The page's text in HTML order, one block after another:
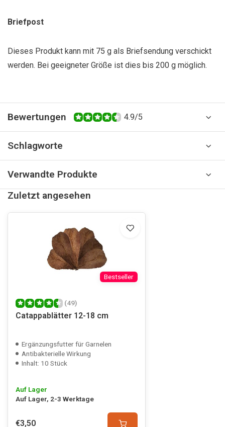
Briefpost
Dieses Produkt kann mit 75 g als Briefsendung verschickt
werden. Bei geeigneter Größe ist dies bis 200 g möglich.
Bewertungen 4.9/5
Schlagworte
Verwandte Produkte
Zuletzt angesehen
Bestseller
(49)
Catappablätter 12-18 cm
Ergänzungsfutter für Garnelen
Antibakterielle Wirkung
Inhalt: 10 Stück
Auf Lager
Auf Lager, 2-3 Werktage
€3,50